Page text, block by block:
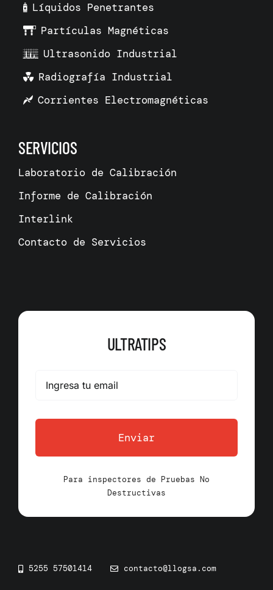
Líquidos Penetrantes
Partículas Magnéticas
Ultrasonido Industrial
Radiografía Industrial
Corrientes Electromagnéticas
SERVICIOS
Laboratorio de Calibración
Informe de Calibración
Interlink
Contacto de Servicios
ULTRATIPS
Enviar
Para inspectores de Pruebas No
Destructivas
5255 57501414 contacto@llogsa.com